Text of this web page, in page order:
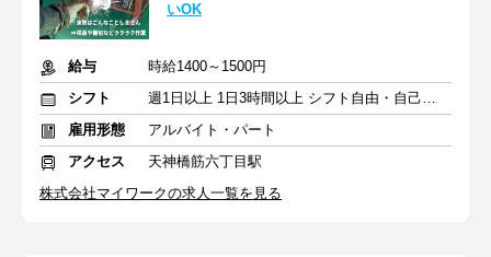
いOK
給与
時給1400～1500円
シフト
週1日以上 1日3時間以上 シフト自由・自己申告
雇用形態
アルバイト・パート
アクセス
天神橋筋六丁目駅
株式会社マイワークの求人一覧を見る